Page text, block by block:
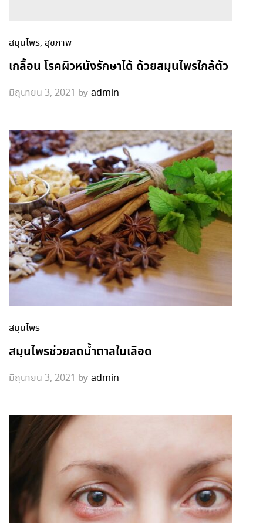
สมุนไพร, สุขภาพ
เกลื้อน โรคผิวหนังรักษาได้ ด้วยสมุนไพรใกล้ตัว
มิถุนายน 3, 2021 by admin
สมุนไพร
สมุนไพรช่วยลดน้ำตาลในเลือด
มิถุนายน 3, 2021 by admin